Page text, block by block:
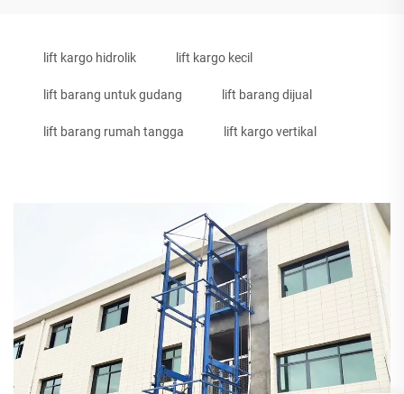
lift kargo hidrolik lift kargo kecil
lift barang untuk gudang lift barang dijual
lift barang rumah tangga lift kargo vertikal